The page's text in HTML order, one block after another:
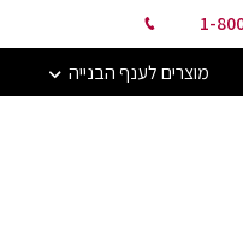
1-
מוצרים לענף הבנייה